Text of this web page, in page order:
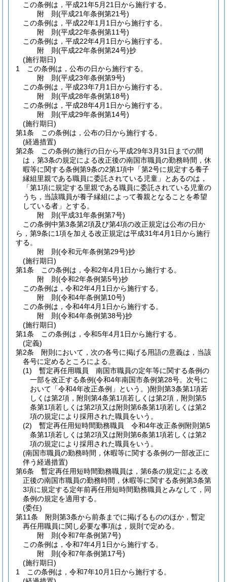
この条例は，平成21年5月21日から施行する。
附 則(平成21年条例第21号)
この条例は，平成22年1月1日から施行する。
附 則(平成22年条例第11号)
この条例は，平成22年4月1日から施行する。
附 則(平成22年条例第24号)抄
(施行期日)
1
この条例は，公布の日から施行する。
附 則(平成23年条例第9号)
この条例は，平成23年7月1日から施行する。
附 則(平成28年条例第18号)
この条例は，平成28年4月1日から施行する。
附 則(平成29年条例第14号)
(施行期日)
第1条
この条例は，公布の日から施行する。
(経過措置)
第2条
この条例の施行の日から平成29年3月31日までの間
は，第3条の規定による改正後の南国市職員の勤務時間，休
暇等に関する条例第9条の2第1項中「第2号に規定する養子
縁組里親である職員に委託されている児童」とあるのは，
「第1項に規定する里親である職員に委託されている児童の
うち，当該職員が養子縁組によって養親となることを希望
している者」とする。
附 則(平成31年条例第7号)
この条例中第3条第2項及び第4項の改正規定は公布の日か
ら，第9条に1項を加える改正規定は平成31年4月1日から施行
する。
附 則(令和元年条例第29号)抄
(施行期日)
第1条
この条例は，令和2年4月1日から施行する。
附 則(令和2年条例第5号)抄
この条例は，令和2年4月1日から施行する。
附 則(令和4年条例第10号)
この条例は，令和4年4月1日から施行する。
附 則(令和4年条例第38号)抄
(施行期日)
第1条
この条例は，令和5年4月1日から施行する。
(定義)
第2条
附則において，次の各号に掲げる用語の意義は，当該
各号に定めるところによる。
(1)
暫定再任用職員 南国市職員の定年等に関する条例の
一部を改正する条例(令和4年南国市条例第28号。次号に
おいて「令和4年改正条例」という。)附則第3条第1項若
しくは第2項，附則第4条第1項若しくは第2項，附則第5
条第1項若しくは第2項又は附則第6条第1項若しくは第2
項の規定により採用された職員をいう。
(2)
暫定再任用短時間勤務職員 令和4年改正条例附則第5
条第1項若しくは第2項又は附則第6条第1項若しくは第2
項の規定により採用された職員をいう。
(南国市職員の勤務時間，休暇等に関する条例の一部改正に
伴う経過措置)
第6条
暫定再任用短時間勤務職員は，第6条の規定による改
正後の南国市職員の勤務時間，休暇等に関する条例第3条第
3項に規定する定年前再任用短時間勤務職員とみなして，同
条例の規定を適用する。
(委任)
第11条
附則第3条から前条までに掲げるもののほか，暫定
再任用職員に関し必要な事項は，規則で定める。
附 則(令和7年条例第7号)
この条例は，令和7年4月1日から施行する。
附 則(令和7年条例第17号)
(施行期日)
1
この条例は，令和7年10月1日から施行する。